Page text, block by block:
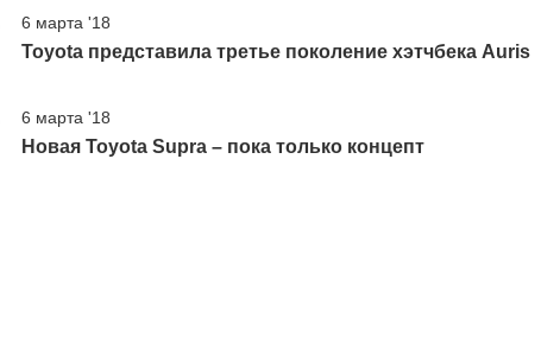
6 марта '18
Toyota представила третье поколение хэтчбека Auris
6 марта '18
Новая Toyota Supra – пока только концепт